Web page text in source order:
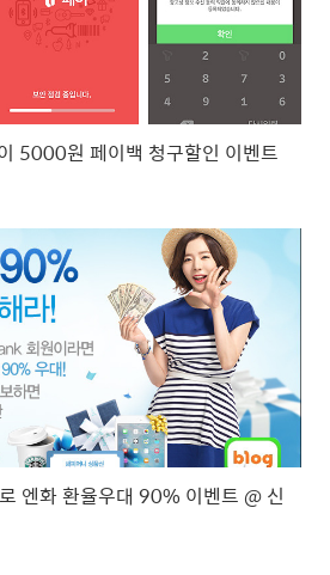
5000원 페이백 청구할인 이벤트
엔화 환율우대 90% 이벤트 @ 신